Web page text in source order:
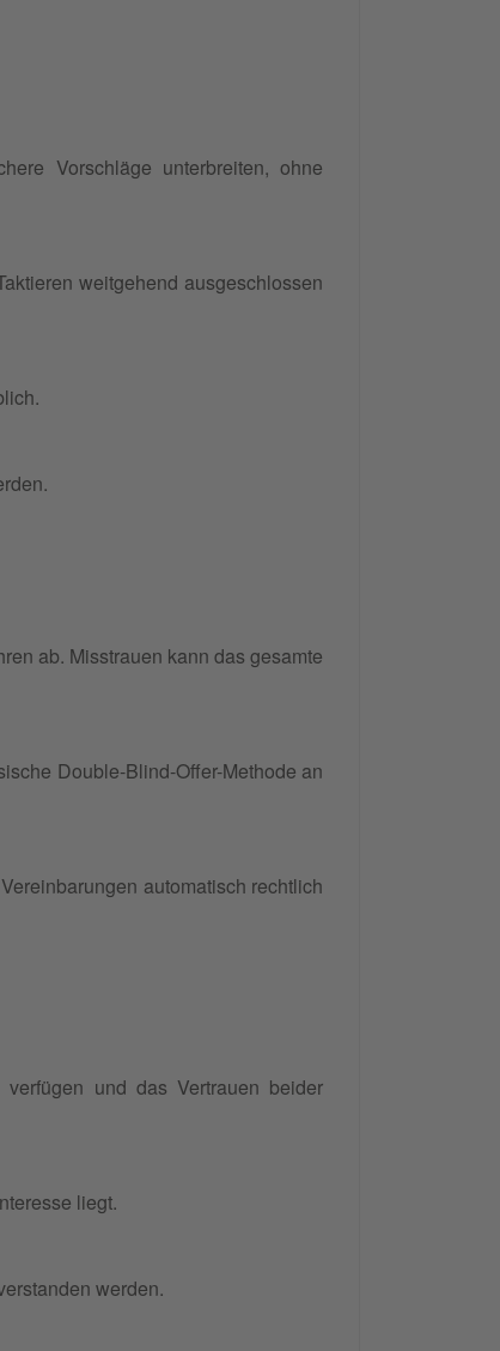
Vorschläge unterbreiten, ohne
weitgehend ausgeschlossen
ab. Misstrauen kann das gesamte
Double-Blind-Offer-Methode an
automatisch rechtlich
und das Vertrauen beider
liegt.
werden.